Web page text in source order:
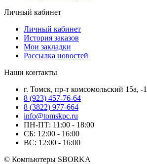
Личный кабинет
Личный кабинет
История заказов
Мои закладки
Рассылка новостей
Наши контакты
г. Томск, пр-т комсомольский 15а, -
8 (923) 457-76-64
8 (3822) 977-664
info@tomskpc.ru
ПН-ПТ: 11:00 - 18:00
СБ: 12:00 - 16:00
ВС: 12:00 - 16:00
© Компьютеры SBORKA